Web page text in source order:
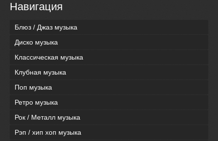
Навигация
Блюз / Джаз музыка
Диско музыка
Классическая музыка
Клубная музыка
Поп музыка
Ретро музыка
Рок / Металл музыка
Рэп / хип хоп музыка